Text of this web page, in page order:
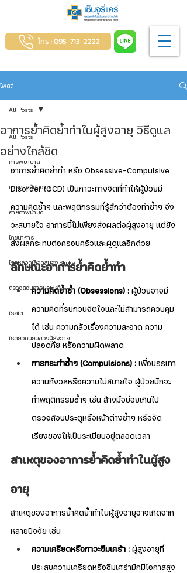
โทร : 095-713-2222
โพสต์
All Posts
การพยาบาล
การดูแลผู้สูงอายุ
กายภาพบำบัด
โภชนาการ
โรคหลอดเลือดสมอง Stroke
ตรวจสอบการนอนหลับ
โรคไต
โรคยอดนิยมของผู้สูงอายุ
All Posts
อาการย้ำคิดย้ำทำในผู้สูงอายุ วิธีดูแล
อย่างใกล้ชิด
อาการย้ำคิดย้ำทำ หรือ Obsessive-Compulsive
Disorder (OCD) เป็นภาวะทางจิตที่ทำให้ผู้ป่วยมี
ความคิดซ้ำๆ และพฤติกรรมที่รู้สึกว่าต้องทำซ้ำๆ จึง
จะสบายใจ อาการนี้ไม่เพียงส่งผลต่อผู้สูงอายุ แต่ยัง
ส่งผลกระทบต่อครอบครัวและผู้ดูแลอีกด้วย
ลักษณะอาการย้ำคิดย้ำทำ
ความคิดย้ำซ้ำ (Obsessions) : ผู้ป่วยอาจมี
ความคิดที่รบกวนจิตใจและไม่สามารถควบคุม
ได้ เช่น ความกลัวเรื่องความสะอาด ความ
ปลอดภัย หรือความผิดพลาด
การกระทำซ้ำๆ (Compulsions) : เพื่อบรรเทา
ความกังวลหรือความไม่สบายใจ ผู้ป่วยมักจะ
ทำพฤติกรรมซ้ำๆ เช่น ล้างมือบ่อยเกินไป
ตรวจสอบประตูหรือหน้าต่างซ้ำๆ หรือจัด
เรียงของให้เป็นระเบียบอยู่ตลอดเวลา
สาเหตุของอาการย้ำคิดย้ำทำในผู้สูง
อายุ
สาเหตุของอาการย้ำคิดย้ำทำในผู้สูงอายุอาจเกิดจาก
หลายปัจจัย เช่น
ความเครียดหรือภาวะซึมเศร้า : ผู้สูงอายุที่
ประสบความเครียดหรือซึมเศร้ามักมีโอกาสสูง